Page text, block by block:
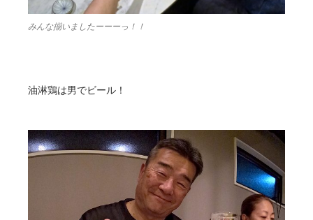
みんな揃いましたーーーっ！！
油淋鶏は男でビール！